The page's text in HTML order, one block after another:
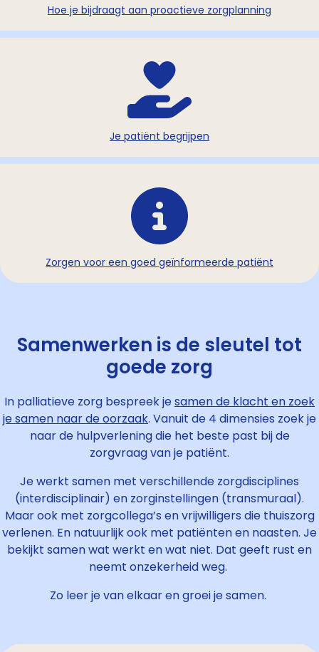
Hoe je bijdraagt aan proactieve zorgplanning
Je patiënt begrijpen
Zorgen voor een goed geïnformeerde patiënt
Samenwerken is de sleutel tot
goede zorg
In palliatieve zorg bespreek jesamen de klacht en zoek
je samen naar de oorzaak. Vanuit de 4 dimensies zoek je
naar de hulpverlening die het beste past bij de
zorgvraag van je patiënt.
Je werkt samen met verschillende zorgdisciplines
(interdisciplinair) en zorginstellingen (transmuraal).
Maar ook met zorgcollega’s en vrijwilligers die thuiszorg
verlenen. En natuurlijk ook met patiënten en naasten. Je
bekijkt samen wat werkt en wat niet. Dat geeft rust en
neemt onzekerheid weg.
Zo leer je van elkaar en groei je samen.